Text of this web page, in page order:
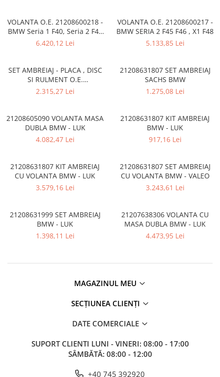
Suport radiator
Traversa
X3 F25; X4 F26
VOLANTA O.E. 21208600218 -
BMW Seria 1 F40, Seria 2 F44
F45 F46, X1 F48, X2 F39 - Mini
6.420,12 Lei
VOLANTA O.E. 21208600217 -
BMW SERIA 2 F45 F46 , X1 F48
5.133,85 Lei
SET AMBREIAJ - PLACA , DISC
SI RULMENT O.E.
21207625147 - BMW Seria 1
F33 F36
2.315,27 Lei
21208631807 SET AMBREIAJ
SACHS BMW
1.275,08 Lei
21208605090 VOLANTA MASA
DUBLA BMW - LUK
4.082,47 Lei
21208631807 KIT AMBREIAJ
BMW - LUK
917,16 Lei
21208631807 KIT AMBREIAJ
CU VOLANTA BMW - LUK
3.579,16 Lei
21208631807 SET AMBREIAJ
CU VOLANTA BMW - VALEO
3.243,61 Lei
21208631999 SET AMBREIAJ
BMW - LUK
1.398,11 Lei
21207638306 VOLANTA CU
MASA DUBLA BMW - LUK
4.473,95 Lei
MAGAZINUL MEU
SECȚIUNEA CLIENȚI
DATE COMERCIALE
SUPORT CLIENTI LUNI - VINERI: 08:00 - 17:00
SÂMBĂTĂ: 08:00 - 12:00
+40 745 392920